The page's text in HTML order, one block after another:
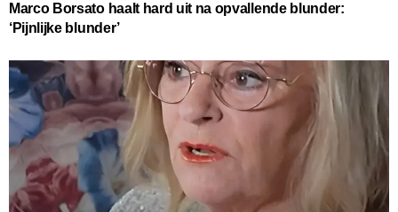
Marco Borsato haalt hard uit na opvallende blunder:
‘Pijnlijke blunder’